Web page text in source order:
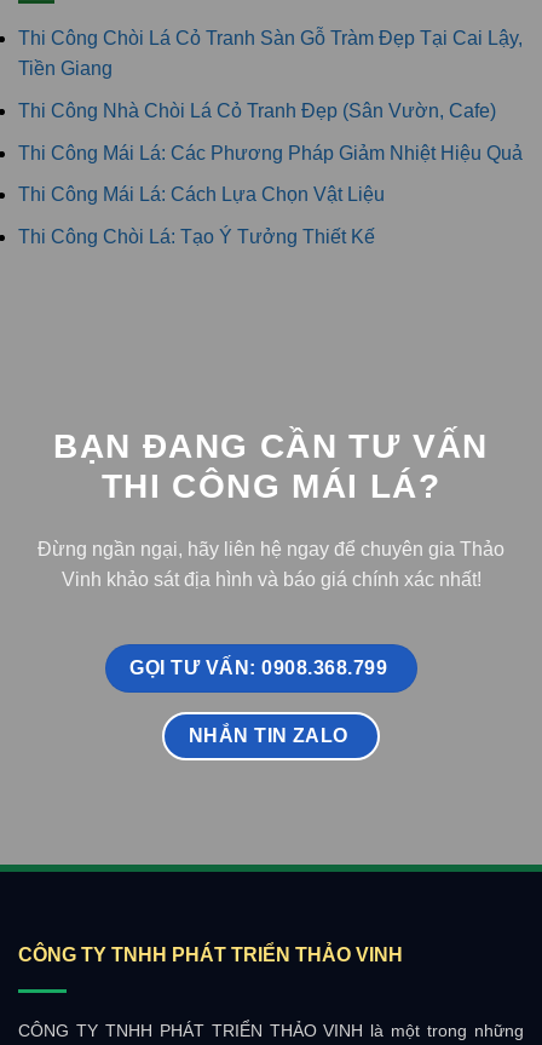
Thi Công Chòi Lá Cỏ Tranh Sàn Gỗ Tràm Đẹp Tại Cai Lậy,
Tiền Giang
Thi Công Nhà Chòi Lá Cỏ Tranh Đẹp (Sân Vườn, Cafe)
Thi Công Mái Lá: Các Phương Pháp Giảm Nhiệt Hiệu Quả
Thi Công Mái Lá: Cách Lựa Chọn Vật Liệu
Thi Công Chòi Lá: Tạo Ý Tưởng Thiết Kế
BẠN ĐANG CẦN TƯ VẤN
THI CÔNG MÁI LÁ?
Đừng ngần ngại, hãy liên hệ ngay để chuyên gia Thảo
Vinh khảo sát địa hình và báo giá chính xác nhất!
GỌI TƯ VẤN: 0908.368.799
NHẮN TIN ZALO
CÔNG TY TNHH PHÁT TRIỂN THẢO VINH
CÔNG TY TNHH PHÁT TRIỂN THẢO VINH là một trong những